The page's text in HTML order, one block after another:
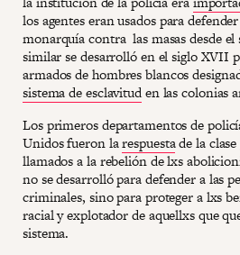
los agentes eran usados para
monarquía contra las masas desde
similar se desarrolló en el siglo XVII
armados de hombres blancos
sistema de esclavituden las colonias
Los primeros departamentos de
Unidos fueron larespuestade la
llamados a la rebelión de lxs
no se desarrolló para defender a las
criminales, sino para proteger a lxs
racial y explotador de aquellxs que
sistema.